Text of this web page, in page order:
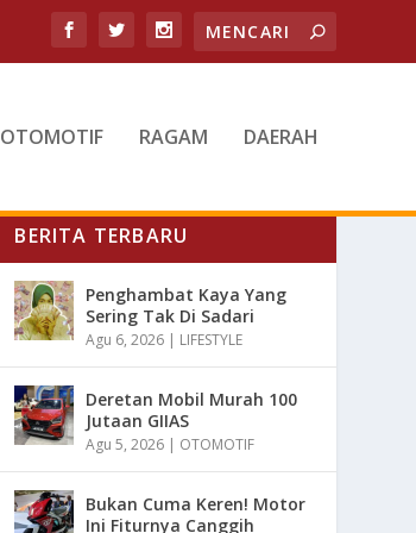
OTOMOTIF RAGAM DAERAH
BERITA TERBARU
Penghambat Kaya Yang
Sering Tak Di Sadari
Agu 6, 2026 | LIFESTYLE
Deretan Mobil Murah 100
Jutaan GIIAS
Agu 5, 2026 | OTOMOTIF
Bukan Cuma Keren! Motor
Ini Fiturnya Canggih